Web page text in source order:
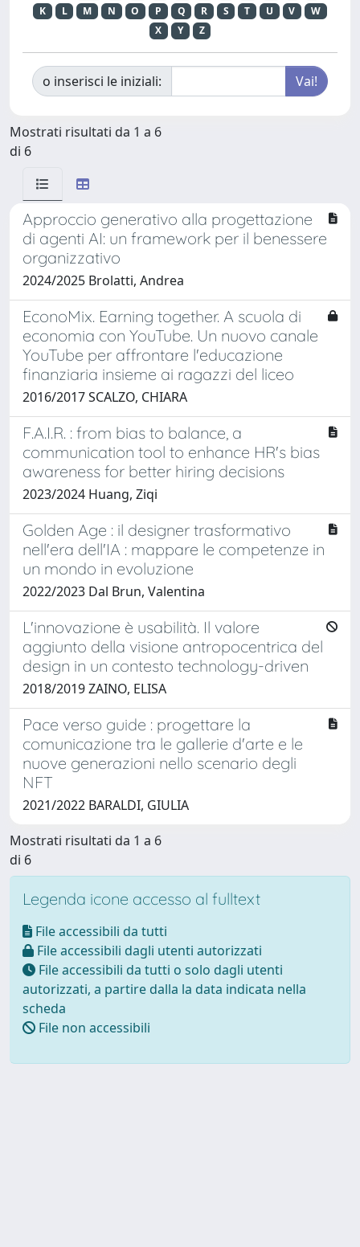
K
L M N O P Q R S T U V
W
X
Y Z
o inserisci le iniziali:
Mostrati risultati da 1 a 6
di 6
Approccio generativo alla progettazione
di agenti AI: un framework per il benessere
organizzativo
2024/2025 Brolatti, Andrea
EconoMix. Earning together. A scuola di
economia con YouTube. Un nuovo canale
YouTube per affrontare l'educazione
finanziaria insieme ai ragazzi del liceo
2016/2017 SCALZO, CHIARA
F.A.I.R. : from bias to balance, a
communication tool to enhance HR's bias
awareness for better hiring decisions
2023/2024 Huang, Ziqi
Golden Age : il designer trasformativo
nell'era dell'IA : mappare le competenze in
un mondo in evoluzione
2022/2023 Dal Brun, Valentina
L'innovazione è usabilità. Il valore
aggiunto della visione antropocentrica del
design in un contesto technology-driven
2018/2019 ZAINO, ELISA
Pace verso guide : progettare la
comunicazione tra le gallerie d'arte e le
nuove generazioni nello scenario degli
NFT
2021/2022 BARALDI, GIULIA
Mostrati risultati da 1 a 6
di 6
Legenda icone accesso al fulltext
File accessibili da tutti
File accessibili dagli utenti autorizzati
File accessibili da tutti o solo dagli utenti
autorizzati, a partire dalla la data indicata nella
scheda
File non accessibili